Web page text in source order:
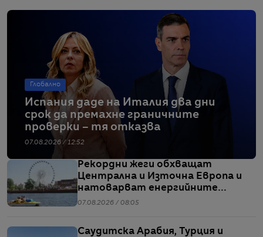
Глобално
Испания даде на Италия два дни
срок да премахне граничните
проверки – тя отказва
07.08.2026 / 12:52
Рекордни жеги обхващат
Централна и Източна Европа и
натоварват енергийните
системи
07.08.2026 / 08:05
Саудитска Арабия, Турция и